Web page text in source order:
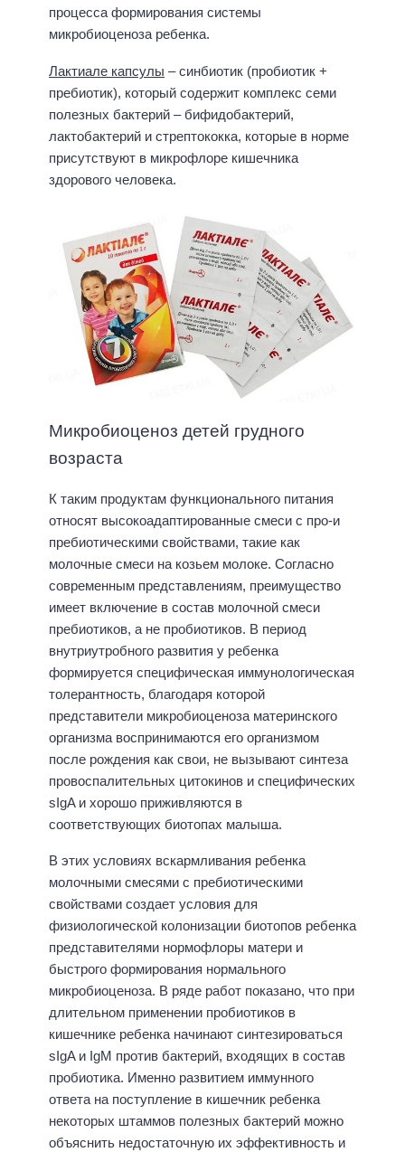
процесса формирования системы
микробиоценоза ребенка.
Лактиале капсулы – синбиотик (пробиотик +
пребиотик), который содержит комплекс семи
полезных бактерий – бифидобактерий,
лактобактерий и стрептококка, которые в норме
присутствуют в микрофлоре кишечника
здорового человека.
Микробиоценоз детей грудного
возраста
К таким продуктам функционального питания
относят высокоадаптированные смеси с про-и
пребиотическими свойствами, такие как
молочные смеси на козьем молоке. Согласно
современным представлениям, преимущество
имеет включение в состав молочной смеси
пребиотиков, а не пробиотиков. В период
внутриутробного развития у ребенка
формируется специфическая иммунологическая
толерантность, благодаря которой
представители микробиоценоза материнского
организма воспринимаются его организмом
после рождения как свои, не вызывают синтеза
провоспалительных цитокинов и специфических
sIgA и хорошо приживляются в
соответствующих биотопах малыша.
В этих условиях вскармливания ребенка
молочными смесями с пребиотическими
свойствами создает условия для
физиологической колонизации биотопов ребенка
представителями нормофлоры матери и
быстрого формирования нормального
микробиоценоза. В ряде работ показано, что при
длительном применении пробиотиков в
кишечнике ребенка начинают синтезироваться
sIgA и IgM против бактерий, входящих в состав
пробиотика. Именно развитием иммунного
ответа на поступление в кишечник ребенка
некоторых штаммов полезных бактерий можно
объяснить недостаточную их эффективность и